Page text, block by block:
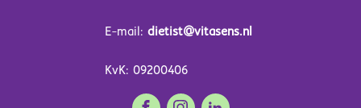
E-mail: dietist@vitasens.nl
KvK: 09200406